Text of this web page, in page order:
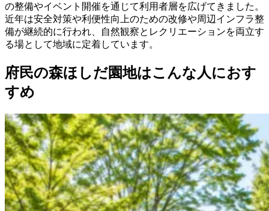
の整備やイベント開催を通じて利用者層を広げてきました。
近年は安全対策や利便性向上のための改修や周辺インフラ整
備が継続的に行われ、自然観察とレクリエーションを両立す
る場として地域に定着しています。
府民の森ほしだ園地はこんな人におす
すめ